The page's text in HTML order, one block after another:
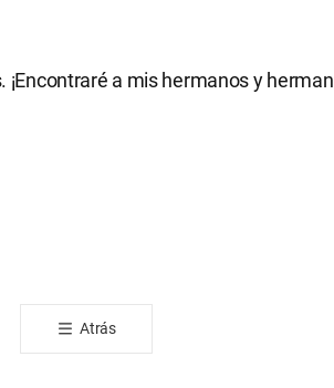
¡Encontraré a mis hermanos y
Atrás